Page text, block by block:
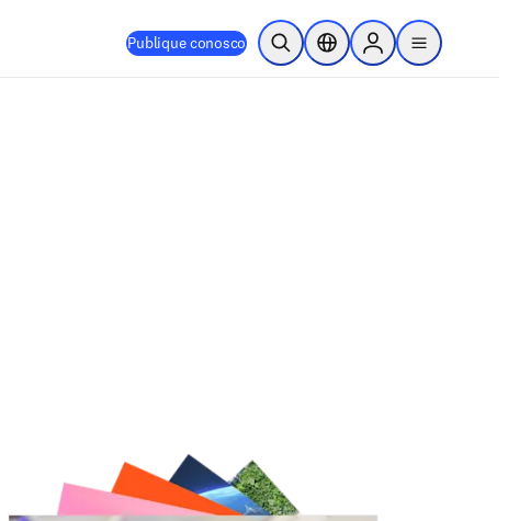
Publique conosco Pesquisa aberta
Seletor de localização
Sign in to products
menu